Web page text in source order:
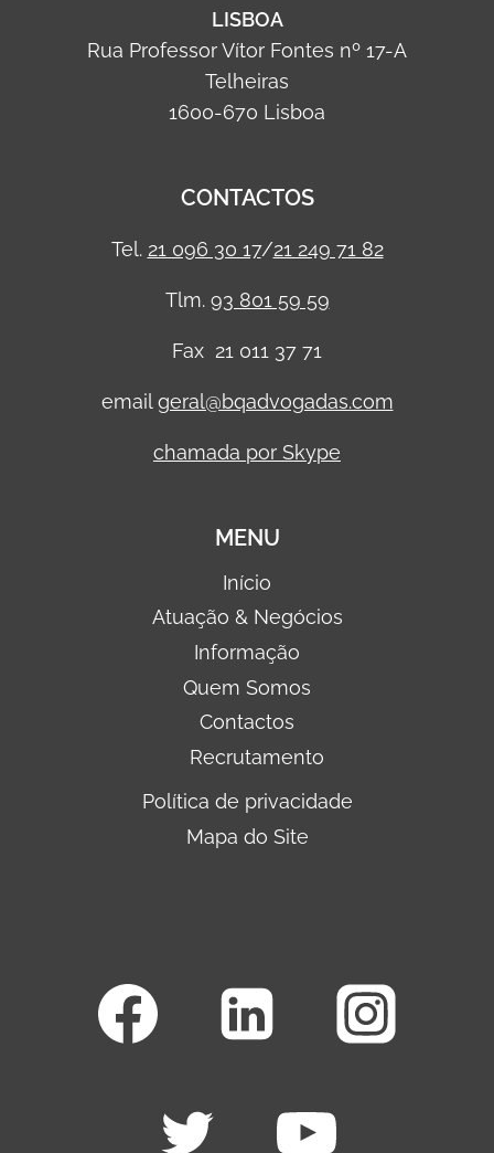
LISBOA
Rua Professor Vítor Fontes nº 17-A
Telheiras
1600-670 Lisboa
CONTACTOS
Tel. 21 096 30 17/21 249 71 82
Tlm. 93 801 59 59
Fax 21 011 37 71
emailgeral@bqadvogadas.com
chamada por Skype
MENU
Início
Atuação & Negócios
Informação
Quem Somos
Contactos
Recrutamento
Política de privacidade
Mapa do Site